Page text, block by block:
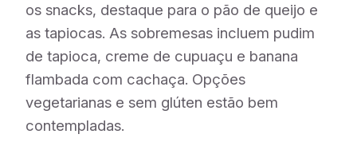
os snacks, destaque para o pão de queijo e
as tapiocas. As sobremesas incluem pudim
de tapioca, creme de cupuaçu e banana
flambada com cachaça. Opções
vegetarianas e sem glúten estão bem
contempladas.